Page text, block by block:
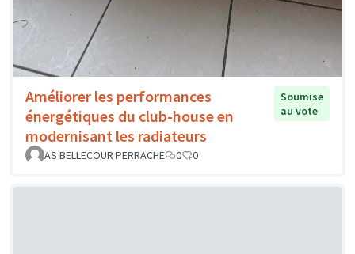
Améliorer les performances
énergétiques du club-house en
modernisant les radiateurs
Soumise
au vote
AS BELLECOUR PERRACHE 0 0